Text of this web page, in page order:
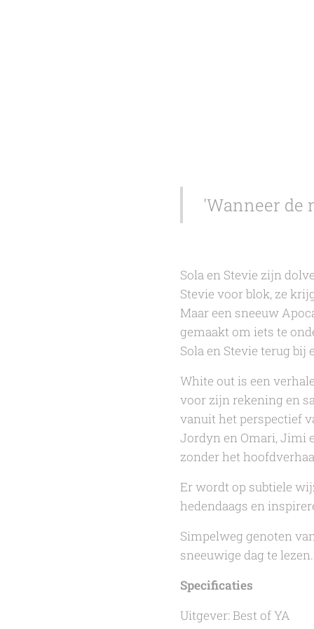
'Wanneer de
Sola en Stevie zijn
Stevie voor blok, ze
Maar een sneeuw
gemaakt om iets te
Sola en Stevie terug bij
White outis een
voor zijn rekening en
vanuit het perspectief
Jordyn en Omari, Jimi
zonder het
Er wordt op subtiele
hedendaags en
Simpelweg genoten
sneeuwige dag te lezen.
Specificaties
Uitgever: Best of YA